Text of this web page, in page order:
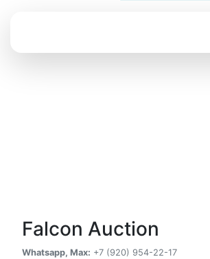
Falcon Auction
Whatsapp, Max: +7 (920) 954-22-17